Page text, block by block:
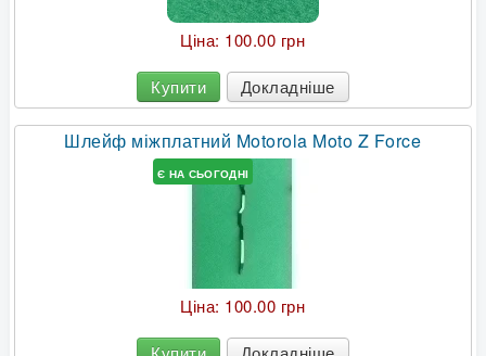
Ціна: 100.00 грн
Купити Докладніше
Шлейф міжплатний Motorola Moto Z Force
Є НА СЬОГОДНІ
Ціна: 100.00 грн